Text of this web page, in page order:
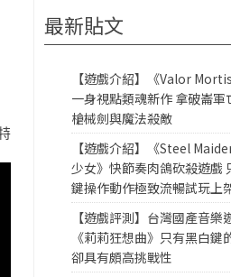
最新貼文
【遊戲介紹】《Valor
一身視點類魂新作 拿破崙軍
槍械劍與魔法殺敵
【遊戲介紹】《Steel
少女》快節奏肉鴿砍殺遊戲
鍵操作動作極致流暢試玩上
【遊戲評測】台灣國產音樂
《莉莉狂想曲》只有黑白鍵
卻具有頗高挑戰性